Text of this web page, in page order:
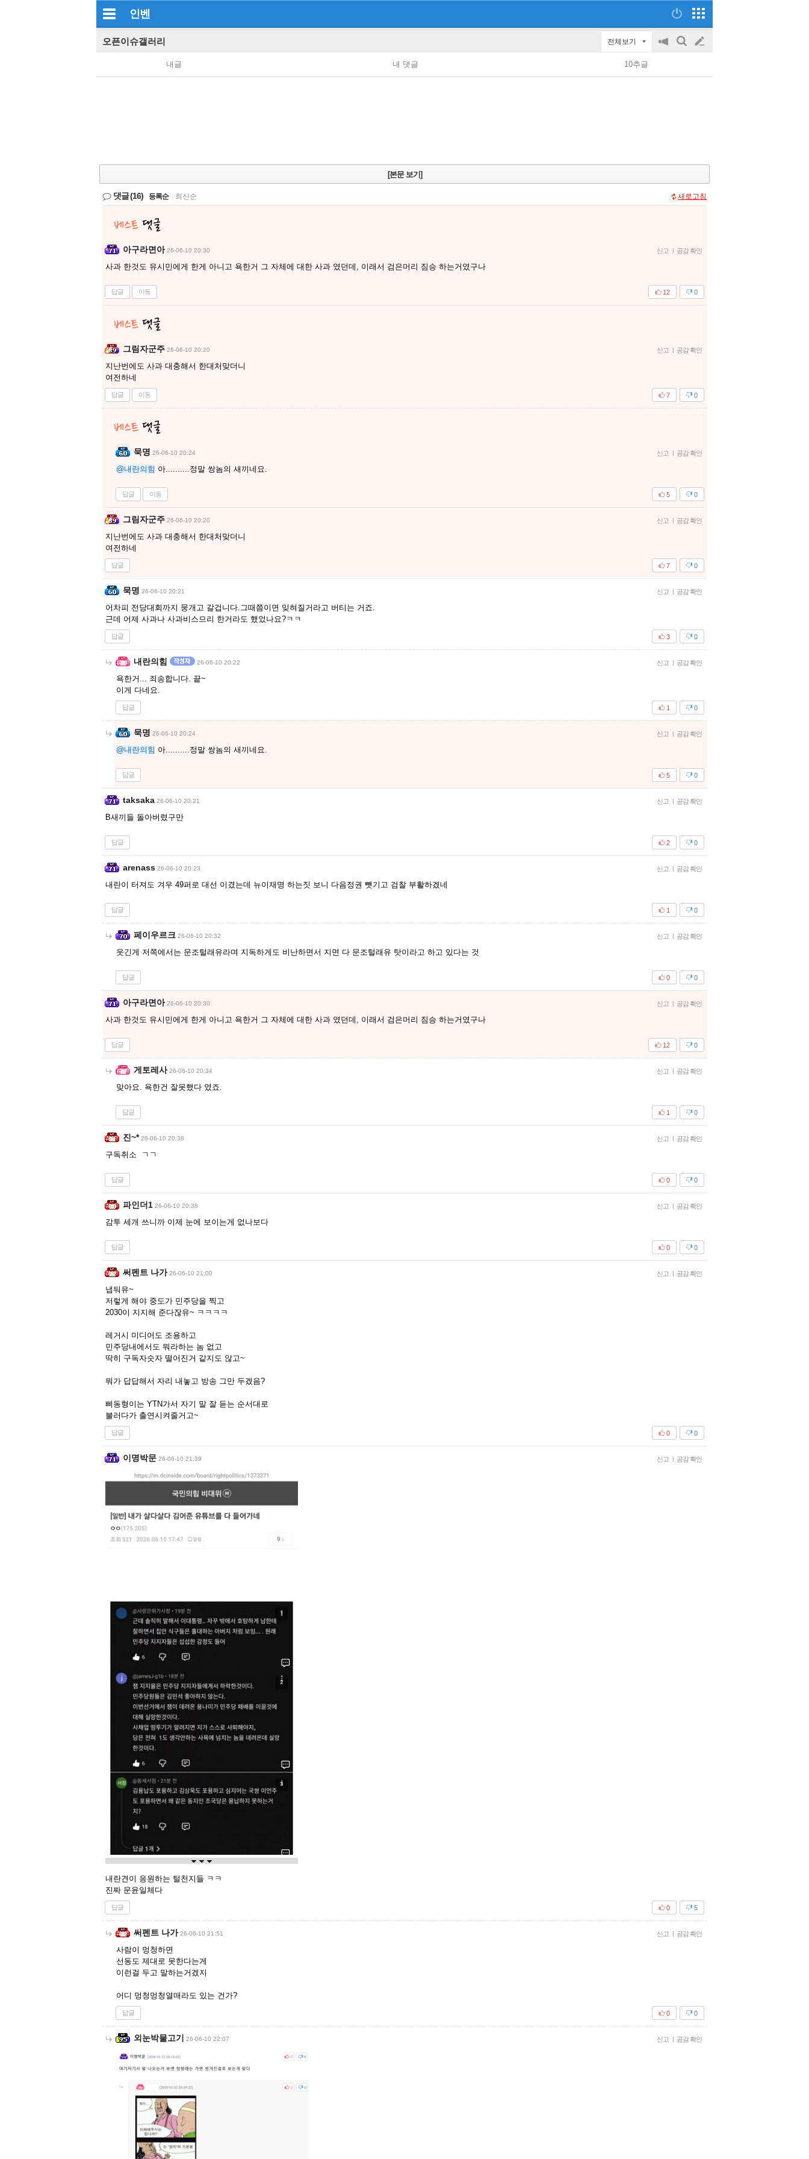
인벤
오픈이슈갤러리 전체보기
공
on/off
검
글
쓰
내글 내 댓글 10추글
[본문 보기]
댓글(16) 등록순 최신순 새로고침
아구라면아 26-06-10 20:30 신고 | 공감 확인
사과 한것도 유시민에게 한게 아니고 욕한거 그 자체에 대한 사과 였던데, 이래서 검은머리 짐승 하는거였구나
답글 이동 0
12
그림자군주 26-06-10 20:20 신고 | 공감 확인
지난번에도 사과 대충해서 한대처맞더니
여전하네
답글 이동 0
7
묵명 26-06-10 20:24 신고 | 공감 확인
@내란의힘 아..........정말 쌍놈의 새끼네요.
답글 이동 0
5
그림자군주 26-06-10 20:20 신고 | 공감 확인
지난번에도 사과 대충해서 한대처맞더니
여전하네
답글 0
7
묵명 26-06-10 20:21 신고 | 공감 확인
어차피 전당대회까지 뭉개고 갈겁니다.그때쯤이면 잊혀질거라고 버티는 거죠.
근데 어제 사과나 사과비스므리 한거라도 했었나요?ㅋㅋ
답글 0
3
내란의힘 26-06-10 20:22 신고 | 공감 확인
욕한거... 죄송합니다. 끝~
이게 다네요.
답글 0
1
묵명 26-06-10 20:24 신고 | 공감 확인
@내란의힘 아..........정말 쌍놈의 새끼네요.
답글 0
5
taksaka 26-06-10 20:21 신고 | 공감 확인
B새끼들 돌아버렸구만
답글 0
2
arenass 26-06-10 20:23 신고 | 공감 확인
내란이 터져도 겨우 49퍼로 대선 이겼는데 뉴이재명 하는짓 보니 다음정권 뺏기고 검찰 부활하겠네
답글 0
1
페이우르크 26-06-10 20:32 신고 | 공감 확인
웃긴게 저쪽에서는 문조털래유라며 지독하게도 비난하면서 지면 다 문조털래유 탓이라고 하고 있다는 것
답글 0
0
아구라면아 26-06-10 20:30 신고 | 공감 확인
사과 한것도 유시민에게 한게 아니고 욕한거 그 자체에 대한 사과 였던데, 이래서 검은머리 짐승 하는거였구나
답글 0
12
게토레사 26-06-10 20:34 신고 | 공감 확인
맞아요. 욕한건 잘못했다 였죠.
답글 0
1
진~* 26-06-10 20:38 신고 | 공감 확인
구독취소 ㄱㄱ
답글 0
0
파인더1 26-06-10 20:38 신고 | 공감 확인
감투 세개 쓰니까 이제 눈에 보이는게 없나보다
답글 0
0
써펜트 나가 26-06-10 21:00 신고 | 공감 확인
냅둬유~
저렇게 해야 중도가 민주당을 찍고
2030이 지지해 준다잖유~ ㅋㅋㅋㅋ
레거시 미디어도 조용하고
민주당내에서도 뭐라하는 놈 없고
딱히 구독자숫자 떨어진거 같지도 않고~
뭐가 답답해서 자리 내놓고 방송 그만 두겠음?
삐동형이는 YTN가서 자기 말 잘 듣는 순서대로
불러다가 출연시켜줄거고~
답글 0
0
이명박문 26-06-10 21:39 신고 | 공감 확인
내란견이 응원하는 털천지들 ㅋㅋ
진짜 문윤일체다
답글 5
0
써펜트 나가 26-06-10 21:51 신고 | 공감 확인
사람이 멍청하면
선동도 제대로 못한다는게
이런걸 두고 말하는거겠지
어디 멍청멍청열매라도 있는 건가?
답글 0
0
외눈박물고기 26-06-10 22:07 신고 | 공감 확인